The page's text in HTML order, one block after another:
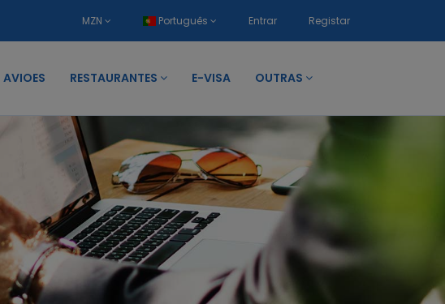
MZN Português Entrar Registar
AVIOES RESTAURANTES E-VISA OUTRAS